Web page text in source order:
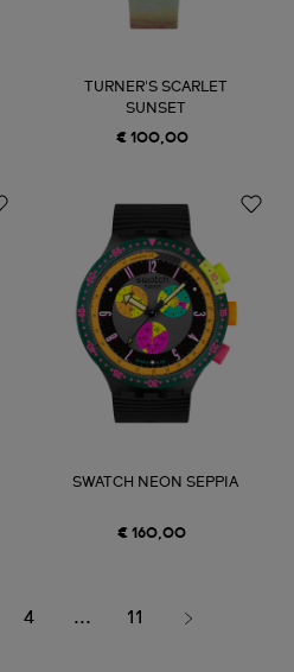
TURNER'S SCARLET
SUNSET
€ 100,00
SWATCH NEON SEPPIA
€ 160,00
4 ... 11